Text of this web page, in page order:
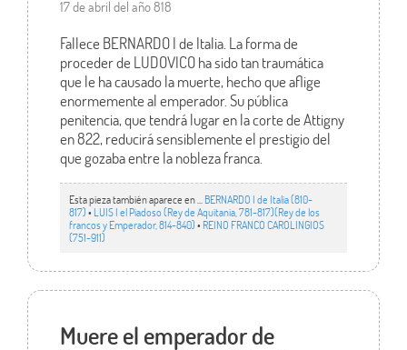
17 de abril del año 818
Fallece BERNARDO I de Italia. La forma de
proceder de LUDOVICO ha sido tan traumática
que le ha causado la muerte, hecho que aflige
enormemente al emperador. Su pública
penitencia, que tendrá lugar en la corte de Attigny
en 822, reducirá sensiblemente el prestigio del
que gozaba entre la nobleza franca.
Esta pieza también aparece en ... BERNARDO I de Italia (810-
817)• LUIS I el Piadoso (Rey de Aquitania, 781-817)(Rey de los
francos y Emperador, 814-840)• REINO FRANCO CAROLINGIOS
(751-911)
Muere el emperador de